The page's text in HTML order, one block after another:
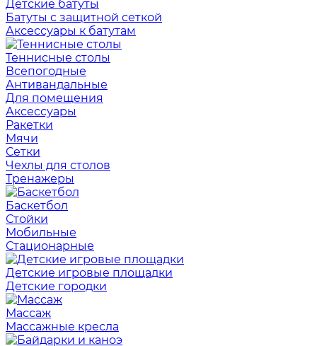
Детские батуты
Батуты с защитной сеткой
Аксессуары к батутам
Теннисные столы
Всепогодные
Антивандальные
Для помещения
Аксессуары
Ракетки
Мячи
Сетки
Чехлы для столов
Тренажеры
Баскетбол
Стойки
Мобильные
Стационарные
Детские игровые площадки
Детские городки
Массаж
Массажные кресла